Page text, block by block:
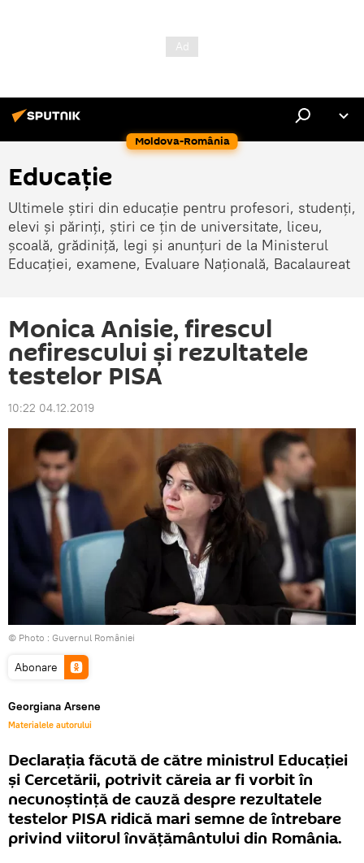
Moldova-România
Educație
Ultimele știri din educație pentru profesori, studenți,
elevi și părinți, știri ce țin de universitate, liceu,
școală, grădiniță, legi și anunțuri de la Ministerul
Educației, examene, Evaluare Națională, Bacalaureat
Monica Anisie, firescul
nefirescului și rezultatele
testelor PISA
10:22 04.12.2019
© Photo : Guvernul României
Abonare
Georgiana Arsene
Materialele autorului
Declarația făcută de către ministrul Educației
și Cercetării, potrivit căreia ar fi vorbit în
necunoștință de cauză despre rezultatele
testelor PISA ridică mari semne de întrebare
privind viitorul învățământului din România.